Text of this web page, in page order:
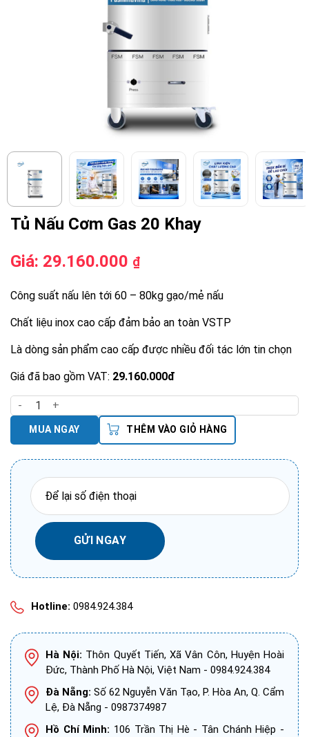
Tủ Nấu Cơm Gas 20 Khay
Giá: 29.160.000 ₫
Công suất nấu lên tới 60 – 80kg gạo/mẻ nấu
Chất liệu inox cao cấp đảm bảo an toàn VSTP
Là dòng sản phẩm cao cấp được nhiều đối tác lớn tin chọn
Giá đã bao gồm VAT: 29.160.000đ
Tủ Nấu Cơm Gas 20 Khay số lượng
THÊM VÀO GIỎ HÀNG
MUA NGAY
Hotline: 0984.924.384
Hà Nội: Thôn Quyết Tiến, Xã Vân Côn, Huyện Hoài
Đức, Thành Phố Hà Nội, Việt Nam - 0984.924.384
Đà Nẵng: Số 62 Nguyễn Văn Tạo, P. Hòa An, Q. Cẩm
Lệ, Đà Nẵng - 0987374987
Hồ Chí Minh: 106 Trần Thị Hè - Tân Chánh Hiệp -